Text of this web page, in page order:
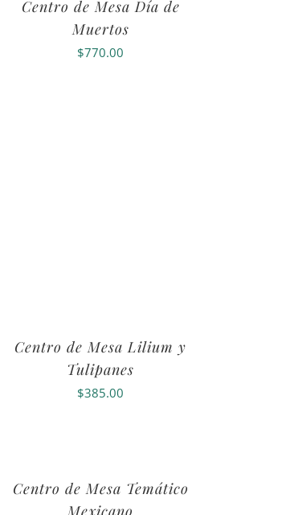
Centro de Mesa Día de
Muertos
$770.00
Centro de Mesa Lilium y
Tulipanes
$385.00
Centro de Mesa Temático
Mexicano